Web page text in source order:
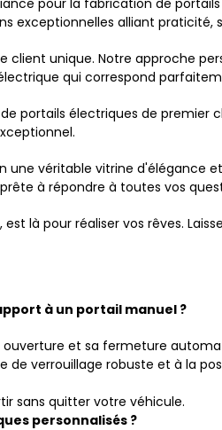
pour la fabrication de
exceptionnelles alliant praticité,
client unique. Notre approche
qui correspond
portails électriques de premier
une véritable vitrine
à répondre à toutes vos
là pour réaliser vos rêves.
à un portail manuel ?
et sa fermeture
verrouillage robuste et à la
sans quitter votre véhicule.
personnalisés ?